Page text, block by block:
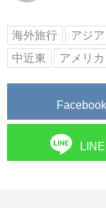
海外旅行 アジ
中近東
アメリ
Facebook
LINE